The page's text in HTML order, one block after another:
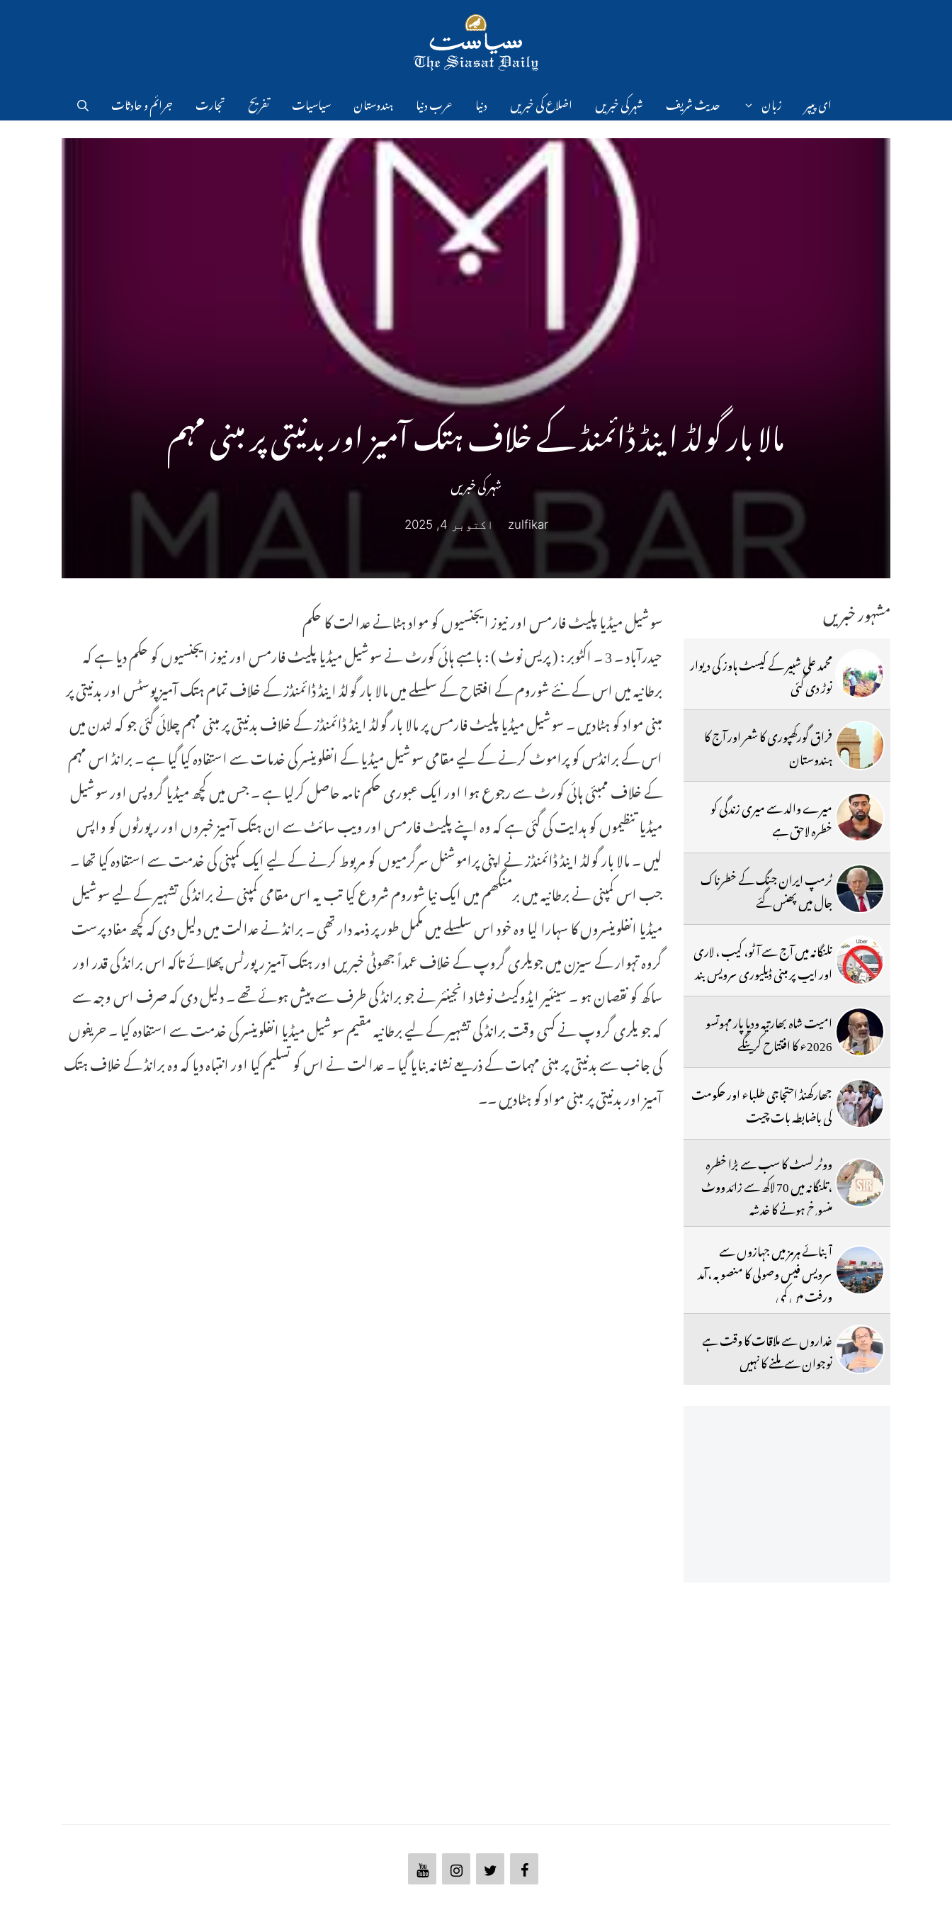
ای پیپر زبان حدیث شریف شہر کی خبریں اضلاع کی خبریں دنیا عرب دنیا ہندوستان سیاسیات تفریح تجارت جرائم و حادثات
مالا بار گولڈ اینڈ ڈائمنڈ کے خلاف ہتک آمیز اور بدنیتی پر مبنی مہم
شہر کی خبریں
zulfikar اکتوبر 4, 2025
سوشیل میڈیا پلیٹ فارمس اور نیوز ایجنسیوں کو مواد ہٹانے عدالت کا حکم
حیدرآباد ۔ 3 ۔ اکٹوبر : ( پریس نوٹ ) : بامبے ہائی کورٹ نے سوشیل میڈیا پلیٹ فارمس اور نیوز ایجنسیوں کو حکم دیا ہے کہ
برطانیہ میں اس کے نئے شوروم کے افتتاح کے سلسلے میں مالا بار گولڈ اینڈ ڈائمنڈز کے خلاف تمام ہتک آمیز پوسٹس اور بدنیتی پر
مبنی مواد کو ہٹادیں ۔ سوشیل میڈیا پلیٹ فارمس پر مالا بار گولڈ اینڈ ڈائمنڈز کے خلاف بدنیتی پر مبنی مہم چلائی گئی جو کہ لندن میں
اس کے برانڈس کو پراموٹ کرنے کے لیے مقامی سوشیل میڈیا کے انفلوینسر کی خدمات سے استفادہ کیا گیا ہے ۔ برانڈ اس مہم
کے خلاف ممبئی ہائی کورٹ سے رجوع ہوا اور ایک عبوری حکم نامہ حاصل کرلیا ہے ۔ جس میں کچھ میڈیا گروپس اور سوشیل
میڈیا تنظیموں کو ہدایت کی گئی ہے کہ وہ اپنے پلیٹ فارمس اور ویب سائٹ سے ان ہتک آمیز خبروں اور رپورٹوں کو واپس
لیں ۔ مالا بار گولڈ اینڈ ڈائمنڈز نے اپنی پراموشنل سرگرمیوں کو مربوط کرنے کے لیے ایک کمپنی کی خدمت سے استفادہ کیا تھا ۔
جب اس کمپنی نے برطانیہ میں برمنگھم میں ایک نیا شوروم شروع کیا تب یہ اس مقامی کمپنی نے برانڈ کی تشہیر کے لیے سوشیل
میڈیا انفلوینسروں کا سہارا لیا وہ خود اس سلسلے میں مکمل طور پر ذمہ دار تھی ۔ برانڈ نے عدالت میں دلیل دی کہ کچھ مفاد پرست
گروہ تہوار کے سیزن میں جویلری گروپ کے خلاف عمداً جھوٹی خبریں اور ہتک آمیز رپورٹس پھلائے تاکہ اس برانڈ کی قدر اور
ساکھ کو نقصان ہو ۔ سینئیر ایڈوکیٹ نوشاد انجینئر نے جو برانڈ کی طرف سے پیش ہوئے تھے ۔ دلیل دی کہ صرف اس وجہ سے
کہ جو یلری گروپ نے کسی وقت برانڈ کی تشہیر کے لیے برطانیہ مقیم سوشیل میڈیا انفلوینسر کی خدمت سے استفادہ کیا ۔ حریفوں
کی جانب سے بدنیتی پر مبنی مہمات کے ذریعے نشانہ بنایا گیا ۔ عدالت نے اس کو تسلیم کیا اور انتباہ دیا کہ وہ برانڈ کے خلاف ہتک
آمیز اور بدنیتی پر مبنی مواد کو ہٹادیں ۔۔
مشہور خبریں
محمد علی شبیر کے گیسٹ ہاوز کی دیوار
توڑ دی گئی
فراق گورکھپوری کا شعر اور آج کا
ہندوستان
میرے والد سے میری زندگی کو
خطرہ لاحق ہے
ٹرمپ ایران جنگ کے خطرناک
جال میں پھنس گئے
تلنگانہ میں آج سے آٹو، کیب ، لاری
اور ایپ پر مبنی ڈیلیوری سرویس بند
امیت شاہ بھارتیہ ودیا پار مہوتسو
2026ء کا افتتاح کرینگے
جھارکھنڈ احتجاجی طلباء اور حکومت
کی باضابطہ بات چیت
ووٹر لسٹ کا سب سے بڑا خطرہ
،تلنگانہ میں 70 لاکھ سے زائد ووٹ
منسوخ ہونے کا خدشہ
آبنائے ہرمز میں جہازوں سے
سرویس فیس وصولی کا منصوبہ ،آمد
ورفت میں کمی
غداروں سے ملاقات کا وقت ہے
نوجوان سے ملنے کا نہیں